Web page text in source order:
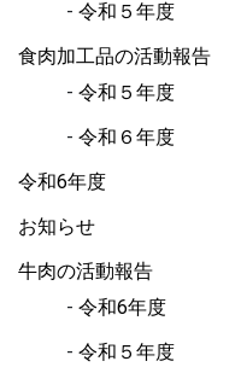
令和５年度
食肉加工品の活動報告
令和５年度
令和６年度
令和6年度
お知らせ
牛肉の活動報告
令和6年度
令和５年度